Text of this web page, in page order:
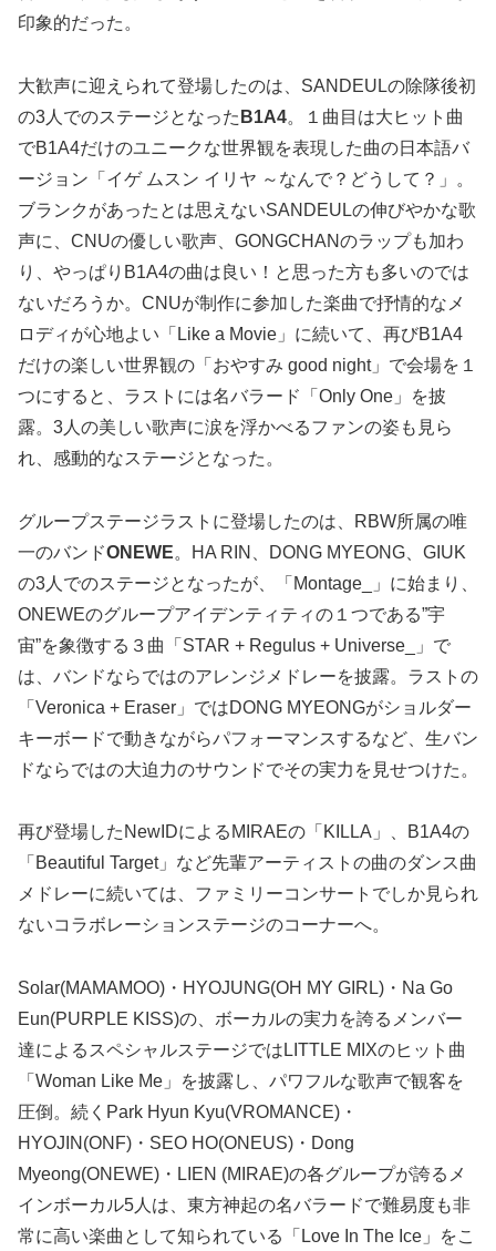
印象的だった。
大歓声に迎えられて登場したのは、SANDEULの除隊後初
の3人でのステージとなった B1A4。１曲目は大ヒット曲
でB1A4だけのユニークな世界観を表現した曲の日本語バ
ージョン「イゲ ムスン イリヤ ～なんで？どうして？」。
ブランクがあったとは思えないSANDEULの伸びやかな歌
声に、CNUの優しい歌声、GONGCHANのラップも加わ
り、やっぱりB1A4の曲は良い！と思った方も多いのでは
ないだろうか。CNUが制作に参加した楽曲で抒情的なメ
ロディが心地よい「Like a Movie」に続いて、再びB1A4
だけの楽しい世界観の「おやすみ good night」で会場を１
つにすると、ラストには名バラード「Only One」を披
露。3人の美しい歌声に涙を浮かべるファンの姿も見ら
れ、感動的なステージとなった。
グループステージラストに登場したのは、RBW所属の唯
一のバンドONEWE。HA RIN、DONG MYEONG、GIUK
の3人でのステージとなったが、「Montage_」に始まり、
ONEWEのグループアイデンティティの１つである”宇
宙”を象徴する３曲「STAR + Regulus + Universe_」で
は、バンドならではのアレンジメドレーを披露。ラストの
「Veronica + Eraser」ではDONG MYEONGがショルダー
キーボードで動きながらパフォーマンスするなど、生バン
ドならではの大迫力のサウンドでその実力を見せつけた。
再び登場したNewIDによるMIRAEの「KILLA」、B1A4の
「Beautiful Target」など先輩アーティストの曲のダンス曲
メドレーに続いては、ファミリーコンサートでしか見られ
ないコラボレーションステージのコーナーへ。
Solar(MAMAMOO)・HYOJUNG(OH MY GIRL)・Na Go
Eun(PURPLE KISS)の、ボーカルの実力を誇るメンバー
達によるスペシャルステージではLITTLE MIXのヒット曲
「Woman Like Me」を披露し、パワフルな歌声で観客を
圧倒。続くPark Hyun Kyu(VROMANCE)・
HYOJIN(ONF)・SEO HO(ONEUS)・Dong
Myeong(ONEWE)・LIEN (MIRAE)の各グループが誇るメ
インボーカル5人は、東方神起の名バラードで難易度も非
常に高い楽曲として知られている「Love In The Ice」をこ